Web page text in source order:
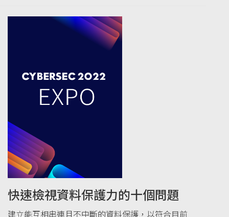
快速檢視資料保護力的十個問題
建立能互相串連且不中斷的資料保護，以符合目前